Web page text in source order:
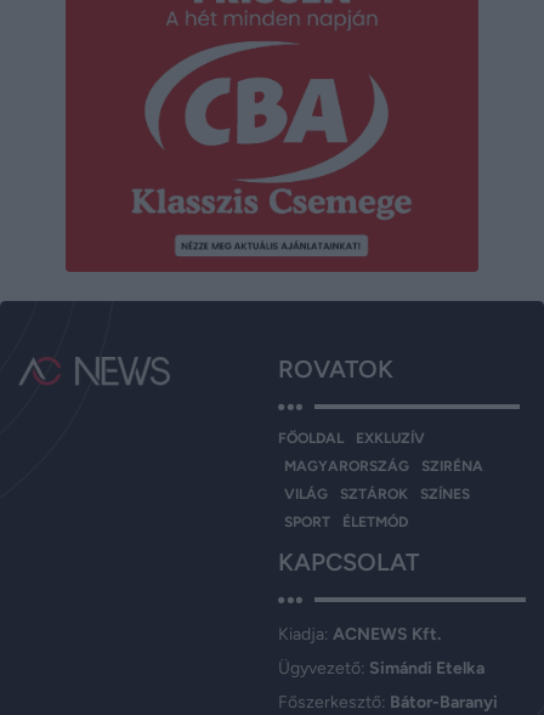
ROVATOK
FŐOLDAL
EXKLUZÍV
MAGYARORSZÁG
SZIRÉNA
VILÁG
SZTÁROK
SZÍNES
SPORT
ÉLETMÓD
KAPCSOLAT
Kiadja: ACNEWS Kft.
Ügyvezető: Simándi Etelka
Főszerkesztő: Bátor-Baranyi